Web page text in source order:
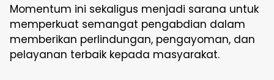
Momentum ini sekaligus menjadi sarana untuk
memperkuat semangat pengabdian dalam
memberikan perlindungan, pengayoman, dan
pelayanan terbaik kepada masyarakat.